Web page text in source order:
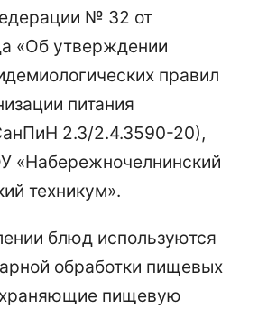
№ 32 от
«Об утверждении
правил
питания
2.3/2.4.3590-20),
«Набережночелнинский
техникум».
блюд используются
обработки пищевых
пищевую